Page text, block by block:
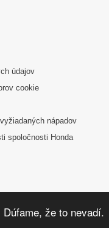
že to nevadí.
údajov
cookie
nápadov
spoločnosti Honda